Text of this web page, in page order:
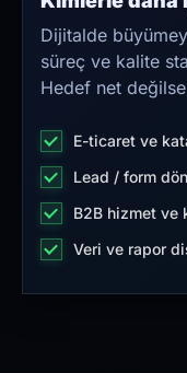
Dijitalde
süreç ve kalite
Hedef net
E-ticaret ve
Lead / form
B2B hizmet ve
Veri ve rapor